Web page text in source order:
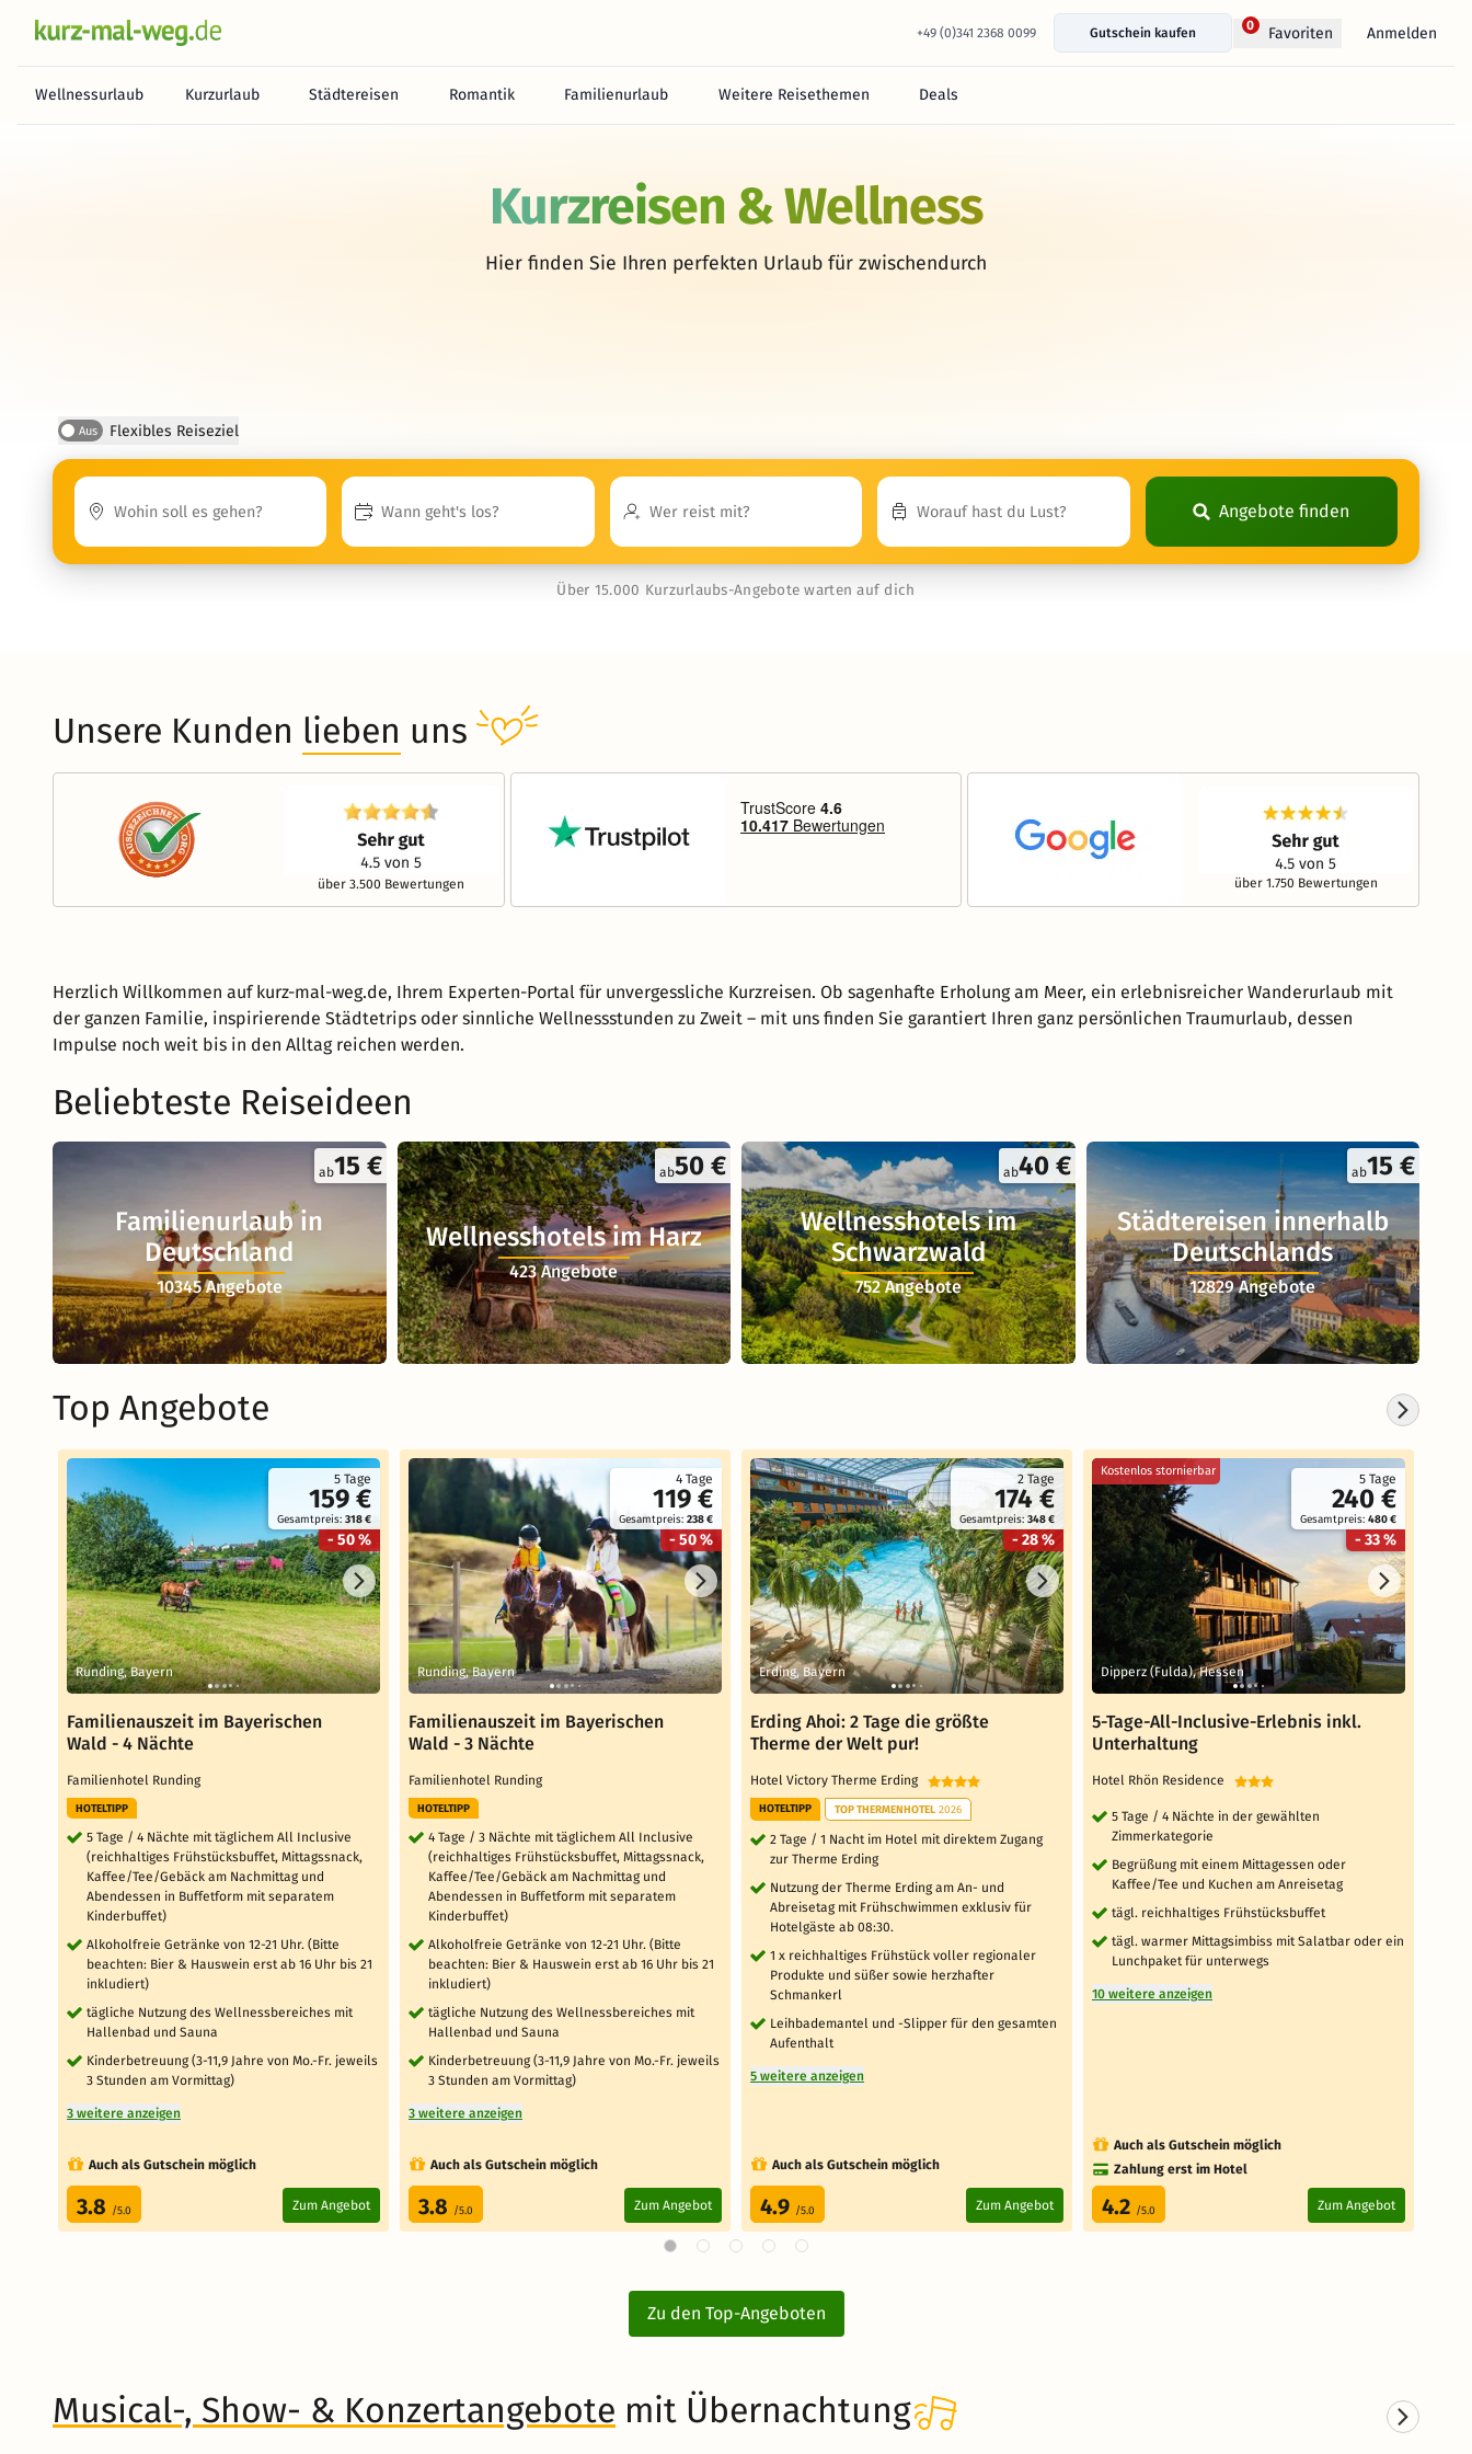
+49 (0)341 2368 0099 Gutschein kaufen
0 Favoriten Anmelden
Wellnessurlaub Kurzurlaub Städtereisen Romantik Familienurlaub Weitere Reisethemen Deals
Kurzreisen & Wellness
Hier finden Sie Ihren perfekten Urlaub für zwischendurch
Aus Flexibles Reiseziel
Angebote finden
Über 15.000 Kurzurlaubs-Angebote warten auf dich
Unsere Kunden lieben uns
über 3.500 Bewertungen über 1.750 Bewertungen
Herzlich Willkommen auf kurz-mal-weg.de, Ihrem Experten-Portal für unvergessliche Kurzreisen. Ob sagenhafte Erholung am Meer, ein erlebnisreicher Wanderurlaub mit
der ganzen Familie, inspirierende Städtetrips oder sinnliche Wellnessstunden zu Zweit – mit uns finden Sie garantiert Ihren ganz persönlichen Traumurlaub, dessen
Impulse noch weit bis in den Alltag reichen werden.
Beliebteste Reiseideen
ab15 €
Familienurlaub in
Deutschland
10345 Angebote
ab50 €
Wellnesshotels im Harz
423 Angebote
ab40 €
Wellnesshotels im
Schwarzwald
752 Angebote
ab15 €
Städtereisen innerhalb
Deutschlands
12829 Angebote
Top Angebote
5 Tage
159 €
Gesamtpreis: 318 €
- 50 %
Runding, Bayern
Familienauszeit im Bayerischen
Wald - 4 Nächte
Familienhotel Runding
HOTELTIPP
5 Tage / 4 Nächte mit täglichem All Inclusive
(reichhaltiges Frühstücksbuffet, Mittagssnack,
Kaffee/Tee/Gebäck am Nachmittag und
Abendessen in Buffetform mit separatem
Kinderbuffet)
Alkoholfreie Getränke von 12-21 Uhr. (Bitte
beachten: Bier & Hauswein erst ab 16 Uhr bis 21
inkludiert)
tägliche Nutzung des Wellnessbereiches mit
Hallenbad und Sauna
Kinderbetreuung (3-11,9 Jahre von Mo.-Fr. jeweils
3 Stunden am Vormittag)
3 weitere anzeigen
Auch als Gutschein möglich
3.8 /5.0 Zum Angebot
4 Tage
119 €
Gesamtpreis: 238 €
- 50 %
Runding, Bayern
Familienauszeit im Bayerischen
Wald - 3 Nächte
Familienhotel Runding
HOTELTIPP
4 Tage / 3 Nächte mit täglichem All Inclusive
(reichhaltiges Frühstücksbuffet, Mittagssnack,
Kaffee/Tee/Gebäck am Nachmittag und
Abendessen in Buffetform mit separatem
Kinderbuffet)
Alkoholfreie Getränke von 12-21 Uhr. (Bitte
beachten: Bier & Hauswein erst ab 16 Uhr bis 21
inkludiert)
tägliche Nutzung des Wellnessbereiches mit
Hallenbad und Sauna
Kinderbetreuung (3-11,9 Jahre von Mo.-Fr. jeweils
3 Stunden am Vormittag)
3 weitere anzeigen
Auch als Gutschein möglich
3.8 /5.0 Zum Angebot
2 Tage
174 €
Gesamtpreis: 348 €
- 28 %
Erding, Bayern
Erding Ahoi: 2 Tage die größte
Therme der Welt pur!
Hotel Victory Therme Erding
HOTELTIPP TOP THERMENHOTEL 2026
2 Tage / 1 Nacht im Hotel mit direktem Zugang
zur Therme Erding
Nutzung der Therme Erding am An- und
Abreisetag mit Frühschwimmen exklusiv für
Hotelgäste ab 08:30.
1 x reichhaltiges Frühstück voller regionaler
Produkte und süßer sowie herzhafter
Schmankerl
Leihbademantel und -Slipper für den gesamten
Aufenthalt
5 weitere anzeigen
Auch als Gutschein möglich
4.9 /5.0 Zum Angebot
5 Tage
240 €
Gesamtpreis: 480 €
- 33 %
Kostenlos stornierbar
Dipperz (Fulda), Hessen
5-Tage-All-Inclusive-Erlebnis inkl.
Unterhaltung
Hotel Rhön Residence
5 Tage / 4 Nächte in der gewählten
Zimmerkategorie
Begrüßung mit einem Mittagessen oder
Kaffee/Tee und Kuchen am Anreisetag
tägl. reichhaltiges Frühstücksbuffet
tägl. warmer Mittagsimbiss mit Salatbar oder ein
Lunchpaket für unterwegs
10 weitere anzeigen
Auch als Gutschein möglich
Zahlung erst im Hotel
4.2 /5.0 Zum Angebot
Zu den Top-Angeboten
Musical-, Show- & Konzertangebote mit Übernachtung